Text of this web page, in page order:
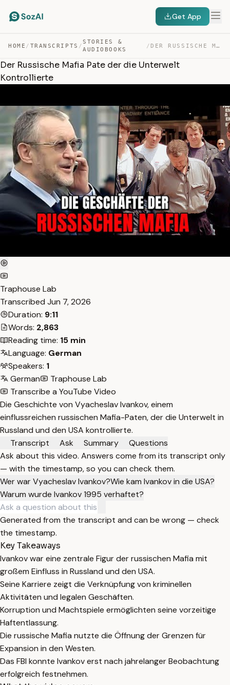
Get App
HOME / TRANSCRIPTS /
STORIES &
AUDIOBOOKS
/ DER RUSSISCHE MAFIA PATE DER DIE UNTERWELT KONTROLLIERTE — TRANSCRIPT
Der Russische Mafia Pate der die Unterwelt
Kontrollierte
Traphouse Lab
Transcribed Jun 7, 2026
Duration: 9:11
Words: 2,863
Reading time: 15 min
Language: German
Speakers: 1
German
Traphouse Lab
Transcribe a YouTube Video
Die Geschichte von Vyacheslav Ivankov, einem
einflussreichen russischen Mafia-Paten, der die Unterwelt in
Russland und den USA kontrollierte.
Transcript
Ask Summary
Questions
Ask about this video. Answers come from its transcript only
— with the timestamp, so you can check them.
Wer war Vyacheslav Ivankov?Wie kam Ivankov in die USA?
Warum wurde Ivankov 1995 verhaftet?
Generated from the transcript and can be wrong — check
the timestamp.
Key Takeaways
Ivankov war eine zentrale Figur der russischen Mafia mit
großem Einfluss in Russland und den USA.
Seine Karriere zeigt die Verknüpfung von kriminellen
Aktivitäten und legalen Geschäften.
Korruption und Machtspiele ermöglichten seine vorzeitige
Haftentlassung.
Die russische Mafia nutzte die Öffnung der Grenzen für
Expansion in den Westen.
Das FBI konnte Ivankov erst nach jahrelanger Beobachtung
erfolgreich festnehmen.